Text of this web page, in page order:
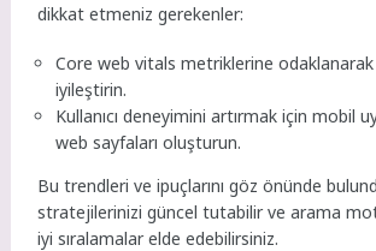
dikkat etmeniz gerekenler:
Core web vitals metriklerine odaklanarak
iyileştirin.
Kullanıcı deneyimini artırmak için mobil
web sayfaları oluşturun.
Bu trendleri ve ipuçlarını göz önünde
stratejilerinizi güncel tutabilir ve arama
iyi sıralamalar elde edebilirsiniz.